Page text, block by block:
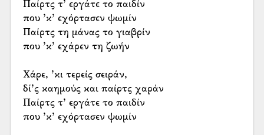
Παίρτς τ’ εργάτε το παιδίν
που ’κ’ εχόρτασεν ψωμίν
Παίρτς τη μάνας το γιαβρίν
που ’κ’ εχάρεν τη ζωήν
Χάρε, ’κι τερείς σειράν,
δί’ς καημούς και παίρτς χαράν
Παίρτς τ’ εργάτε το παιδίν
που ’κ’ εχόρτασεν ψωμίν